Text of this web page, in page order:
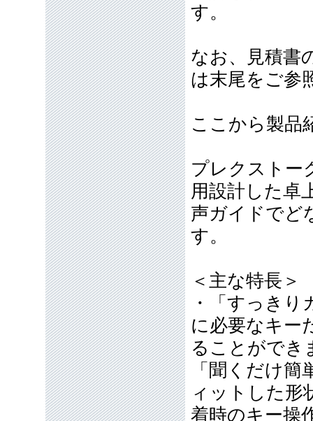
す。
なお、見積書
は末尾をご参
ここから製品
プレクストー
用設計した卓
声ガイドでど
す。
＜主な特長＞
・「すっき
に必要なキー
ることができ
「聞くだけ
ィットした形
着時のキー操